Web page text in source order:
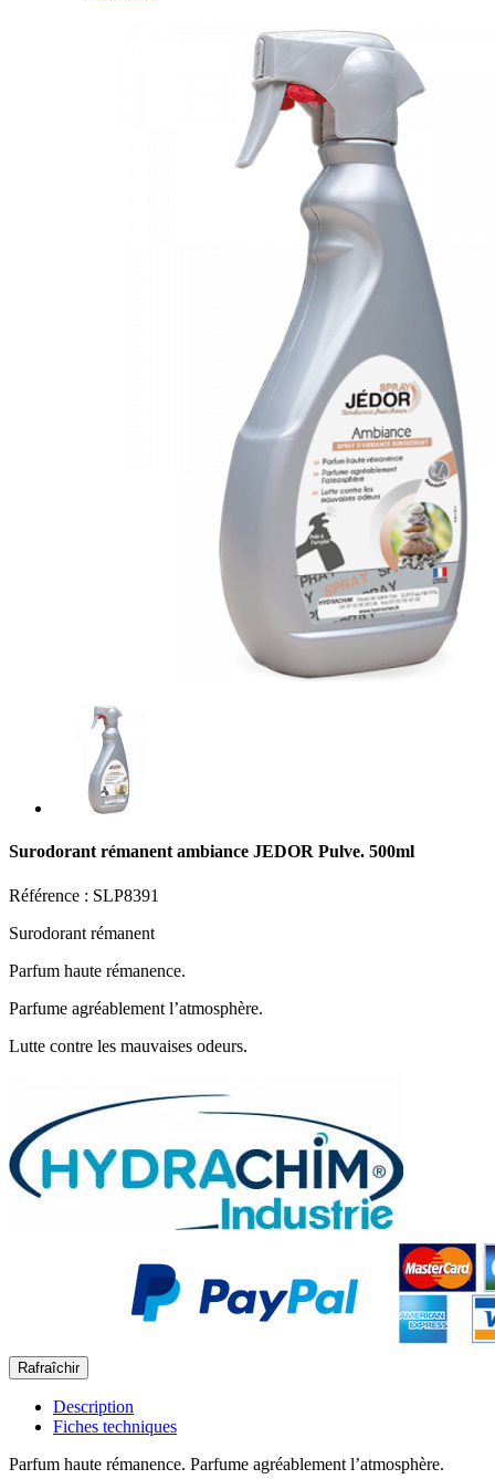
Surodorant rémanent ambiance JEDOR Pulve. 500ml
Référence : SLP8391
Surodorant rémanent
Parfum haute rémanence.
Parfume agréablement l’atmosphère.
Lutte contre les mauvaises odeurs.
Description
Fiches techniques
Parfum haute rémanence. Parfume agréablement l’atmosphère.